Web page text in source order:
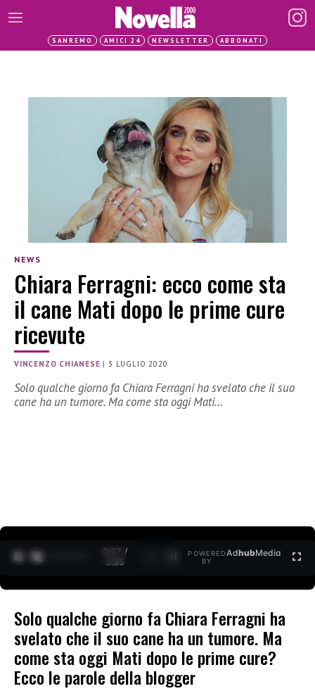
SANREMO AMICI 24 NEWSLETTER ABBONATI
NEWS
Chiara Ferragni: ecco come sta
il cane Mati dopo le prime cure
ricevute
VINCENZO CHIANESE |3 LUGLIO 2020
Solo qualche giorno fa Chiara Ferragni ha svelato che il suo
cane ha un tumore. Ma come sta oggi Mati…
0:27 /
3:35
POWERED
BY
AdhubMedia
Solo qualche giorno fa Chiara Ferragni ha
svelato che il suo cane ha un tumore. Ma
come sta oggi Mati dopo le prime cure?
Ecco le parole della blogger